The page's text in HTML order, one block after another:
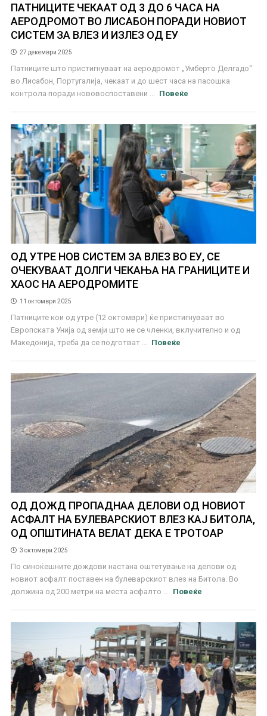
ПАТНИЦИТЕ ЧЕКААТ ОД 3 ДО 6 ЧАСА НА
АЕРОДРОМОТ ВО ЛИСАБОН ПОРАДИ НОВИОТ
СИСТЕМ ЗА ВЛЕЗ И ИЗЛЕЗ ОД ЕУ
27 декември 2025
Патниците што пристигнуваат на аеродромот „Умберто Делгадо“
во Лисабон, Португалија, чекаат и до шест часа на пасошка
контрола поради нововоспоставени ...
Повеќе
ОД УТРЕ НОВ СИСТЕМ ЗА ВЛЕЗ ВО ЕУ, СЕ
ОЧЕКУВААТ ДОЛГИ ЧЕКАЊА НА ГРАНИЦИТЕ И
ХАОС НА АЕРОДРОМИТЕ
11 октомври 2025
Патниците кои од утре (12 октомври) ќе пристигнуваат во
Европската Унија од земји што не се членки, вклучително и од
Македонија, треба да се подготват ...
Повеќе
ОД ДОЖД ПРОПАДНАА ДЕЛОВИ ОД НОВИОТ
АСФАЛТ НА БУЛЕВАРСКИОТ ВЛЕЗ КАЈ БИТОЛА,
ОД ОПШТИНАТА ВЕЛАТ ДЕКА Е ТРОТОАР
3 октомври 2025
По синоќешните дождови настана оштетување на делови од
новиот асфалт поставен на булеварскиот влез на Битола. Во
должина од 200 метри на места асфалто ...
Повеќе